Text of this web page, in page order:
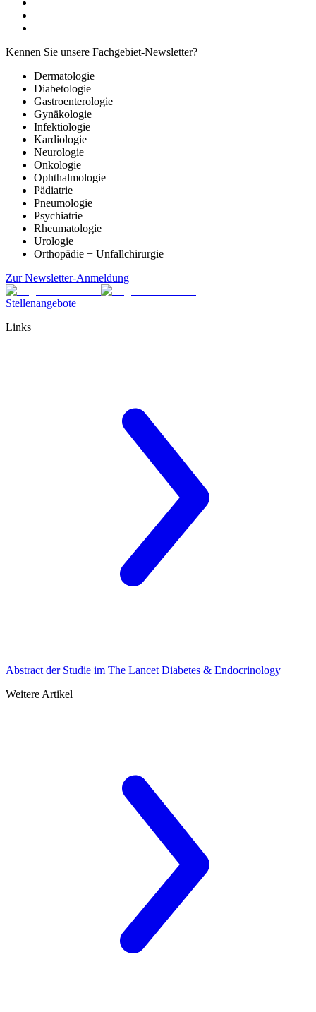
Kennen Sie unsere Fachgebiet-Newsletter?
Dermatologie
Diabetologie
Gastroenterologie
Gynäkologie
Infektiologie
Kardiologie
Neurologie
Onkologie
Ophthalmologie
Pädiatrie
Pneumologie
Psychiatrie
Rheumatologie
Urologie
Orthopädie + Unfallchirurgie
Zur Newsletter-Anmeldung
Stellenangebote
Links
Abstract der Studie im The Lancet Diabetes & Endocrinology
Weitere Artikel